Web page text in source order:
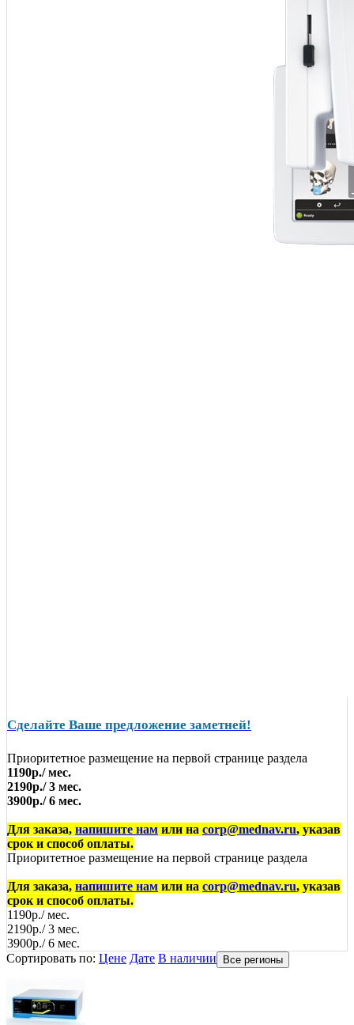
Сделайте Ваше предложение заметней!
Приоритетное размещение на первой странице раздела
1190р./ мес.
2190р./ 3 мес.
3900р./ 6 мес.
Для заказа, напишите нам или на corp@mednav.ru, указав
срок и способ оплаты.
Приоритетное размещение на первой странице раздела
Для заказа, напишите нам или на corp@mednav.ru, указав
срок и способ оплаты.
1190р./ мес.
2190р./ 3 мес.
3900р./ 6 мес.
Сортировать по: Цене Дате В наличии Все регионы